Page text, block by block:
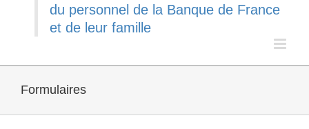
du personnel de la Banque de France
et de leur famille
Formulaires